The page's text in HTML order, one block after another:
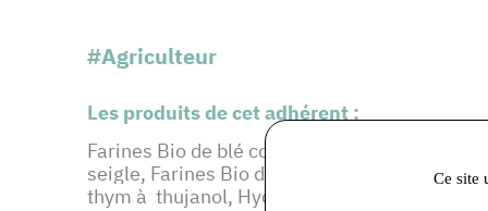
#Agriculteur
Les produits de cet adhérent :
Farines Bio de blé complet, de blé semi-
seigle, Farines Bio de sarrasin (blé noir),
thym à thujanol, Hydrolats de camomille
Ce site